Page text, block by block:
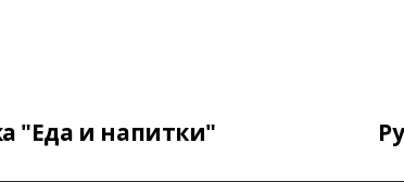
"Еда и напитки"